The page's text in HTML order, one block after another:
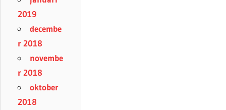
2019
decembe
r 2018
novembe
r 2018
oktober
2018